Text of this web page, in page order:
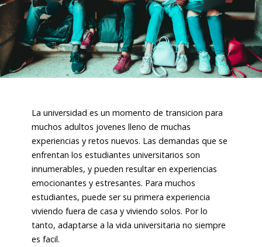
La universidad es un momento de transicion para
muchos adultos jovenes lleno de muchas
experiencias y retos nuevos. Las demandas que se
enfrentan los estudiantes universitarios son
innumerables, y pueden resultar en experiencias
emocionantes y estresantes. Para muchos
estudiantes, puede ser su primera experiencia
viviendo fuera de casa y viviendo solos. Por lo
tanto, adaptarse a la vida universitaria no siempre
es facil.